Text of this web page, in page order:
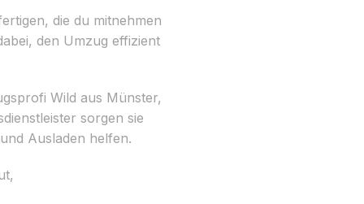
die du mitnehmen
den Umzug effizient
Wild aus Münster,
sorgen sie
Ausladen helfen.